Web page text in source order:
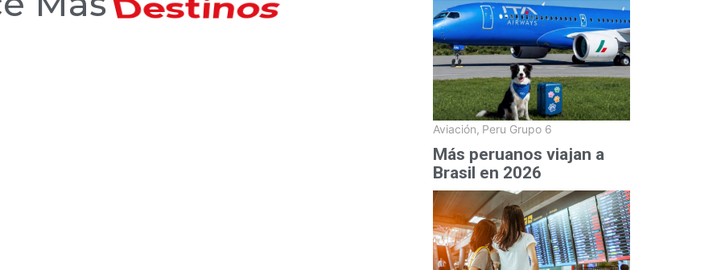
Aviación, Peru Grupo 6
Más peruanos viajan a
Brasil en 2026